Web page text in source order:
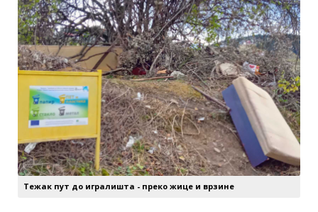
Тежак пут до игралишта - преко жице и врзине